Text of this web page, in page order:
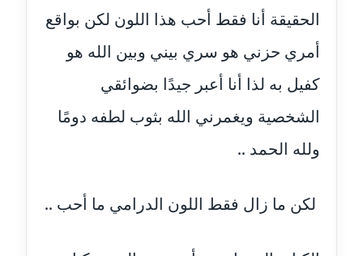
مدونة أسماء كاشف
عاملة
مدونة أسماء نور الدين
عاملة
مدونة اسماعيل ابو زيد
مدونة اسماعيل محسن
الحقيقة أنا فقط أحب هذا اللون لكن بواقع
أمري حزني هو سري بيني وبين الله هو
كفيل به لذا أنا أعبر جيدًا بضوائقي
الشخصية ويغمرني الله بثوب لطفه دومًا
ولله الحمد ..
لكن ما زال فقط اللون الدرامي ما أحب ..